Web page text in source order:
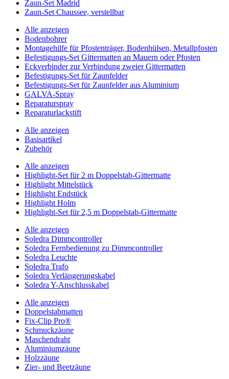
Zaun-Set Madrid
Zaun-Set Chaussee, verstellbar
Alle anzeigen
Bodenbohrer
Montagehilfe für Pfostenträger, Bodenhülsen, Metallpfosten
Befestigungs-Set Gittermatten an Mauern oder Pfosten
Eckverbinder zur Verbindung zweier Gittermatten
Befestigungs-Set für Zaunfelder
Befestigungs-Set für Zaunfelder aus Aluminium
GALVA-Spray
Reparaturspray
Reparaturlackstift
Alle anzeigen
Basisartikel
Zubehör
Alle anzeigen
Highlight-Set für 2 m Doppelstab-Gittermatte
Highlight Mittelstück
Highlight Endstück
Highlight Holm
Highlight-Set für 2,5 m Doppelstab-Gittermatte
Alle anzeigen
Soledra Dimmcontroller
Soledra Fernbedienung zu Dimmcontroller
Soledra Leuchte
Soledra Trafo
Soledra Verlängerungskabel
Soledra Y-Anschlusskabel
Alle anzeigen
Doppelstabmatten
Fix-Clip Pro®
Schmuckzäune
Maschendraht
Aluminiumzäune
Holzzäune
Zier- und Beetzäune